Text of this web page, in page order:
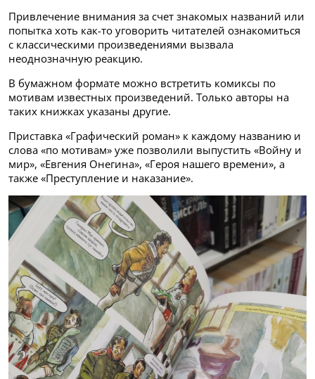
Привлечение внимания за счет знакомых названий или
попытка хоть как-то уговорить читателей ознакомиться
с классическими произведениями вызвала
неоднозначную реакцию.
В бумажном формате можно встретить комиксы по
мотивам известных произведений. Только авторы на
таких книжках указаны другие.
Приставка «Графический роман» к каждому названию и
слова «по мотивам» уже позволили выпустить «Войну и
мир», «Евгения Онегина», «Героя нашего времени», а
также «Преступление и наказание».